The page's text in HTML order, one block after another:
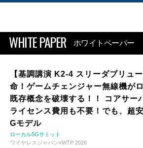
WHITE PAPER ホワイトペーパー
【基調講演 K2-4 スリーダブリュ
命！ゲームチェンジャー無線機が
既存概念を破壊する！！ コアサー
ライセンス費用も不要！でも、超
Gモデル
ローカル5Gサミット
ワイヤレスジャパン×WTP 2026